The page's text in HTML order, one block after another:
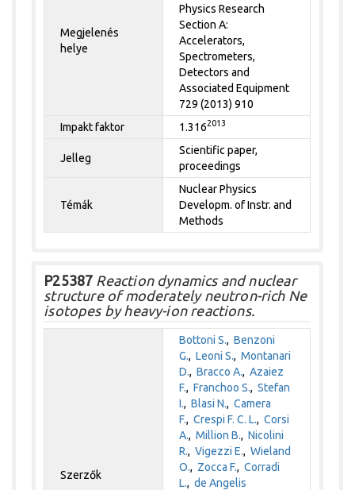
Megjelenés
helye
Physics Research
Section A:
Accelerators,
Spectrometers,
Detectors and
Associated Equipment
729 (2013) 910
Impakt faktor
1.3162013
Jelleg
Scientific paper,
proceedings
Témák
Nuclear Physics
Developm. of Instr. and
Methods
P25387 Reaction dynamics and nuclear
structure of moderately neutron-rich Ne
isotopes by heavy-ion reactions.
Szerzők
Bottoni S.,Benzoni
G.,Leoni S.,Montanari
D.,Bracco A.,Azaiez
F.,Franchoo S.,Stefan
I.,Blasi N.,Camera
F.,Crespi F. C. L.,Corsi
A.,Million B.,Nicolini
R.,Vigezzi E.,Wieland
O., Zocca F.,Corradi
L.,de Angelis